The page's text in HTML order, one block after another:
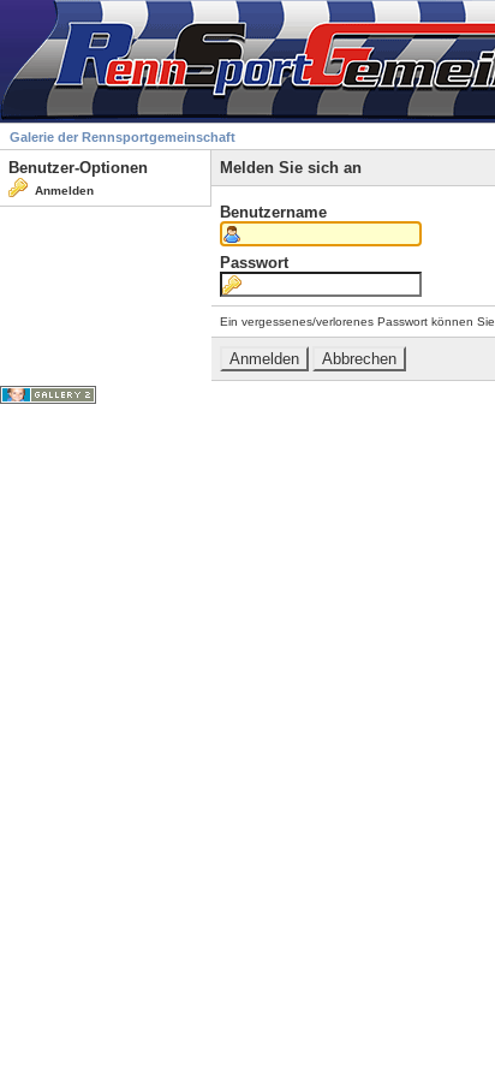
Galerie der Rennsportgemeinschaft
Benutzer-Optionen
Anmelden
Melden Sie sich an
Benutzername
Passwort
Ein vergessenes/verlorenes Passwort können